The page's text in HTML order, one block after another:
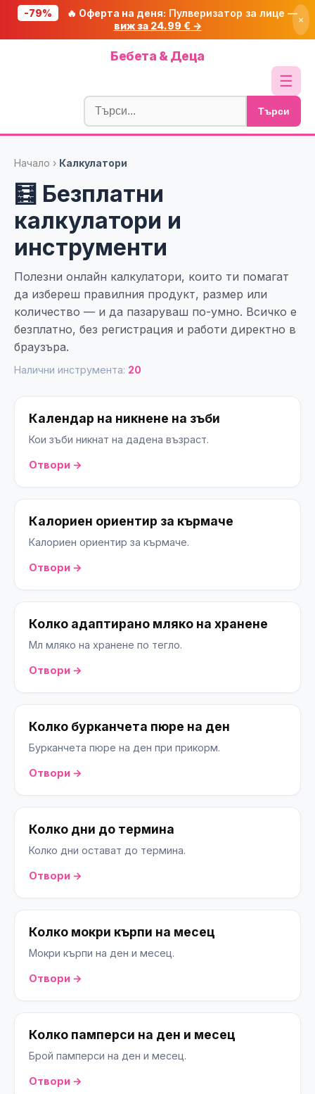
-79% 🔥 Оферта на деня: Пулверизатор за лице —
виж за 24.99 € →
×
Бебета & Деца
☰
Блог
🧮 Калкулатори
🎟️ Купони
Търси
Начало › Калкулатори
🧮 Безплатни
калкулатори и
инструменти
Полезни онлайн калкулатори, които ти помагат
да избереш правилния продукт, размер или
количество — и да пазаруваш по-умно. Всичко е
безплатно, без регистрация и работи директно в
браузъра.
Налични инструмента: 20
Календар на никнене на зъби
Кои зъби никнат на дадена възраст.
Отвори →
Калориен ориентир за кърмаче
Калориен ориентир за кърмаче.
Отвори →
Колко адаптирано мляко на хранене
Мл мляко на хранене по тегло.
Отвори →
Колко бурканчета пюре на ден
Бурканчета пюре на ден при прикорм.
Отвори →
Колко дни до термина
Колко дни остават до термина.
Отвори →
Колко мокри кърпи на месец
Мокри кърпи на ден и месец.
Отвори →
Колко памперси на ден и месец
Брой памперси на ден и месец.
Отвори →